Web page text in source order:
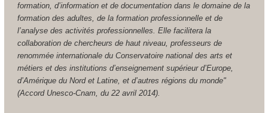
formation, d’information et de documentation dans le domaine de la
formation des adultes, de la formation professionnelle et de
l’analyse des activités professionnelles. Elle facilitera la
collaboration de chercheurs de haut niveau, professeurs de
renommée internationale du Conservatoire national des arts et
métiers et des institutions d’enseignement supérieur d’Europe,
d’Amérique du Nord et Latine, et d’autres régions du monde"
(Accord Unesco-Cnam, du 22 avril 2014).